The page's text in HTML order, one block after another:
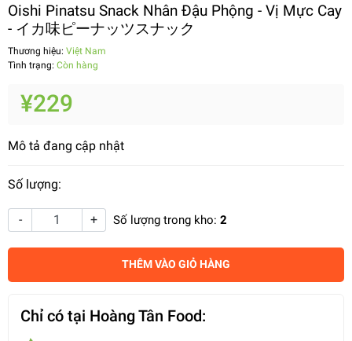
Oishi Pinatsu Snack Nhân Đậu Phộng - Vị Mực Cay
- イカ味ピーナッツスナック
Thương hiệu: Việt Nam
Tình trạng: Còn hàng
¥229
Mô tả đang cập nhật
Số lượng:
- + Số lượng trong kho: 2
THÊM VÀO GIỎ HÀNG
Chỉ có tại Hoàng Tân Food: